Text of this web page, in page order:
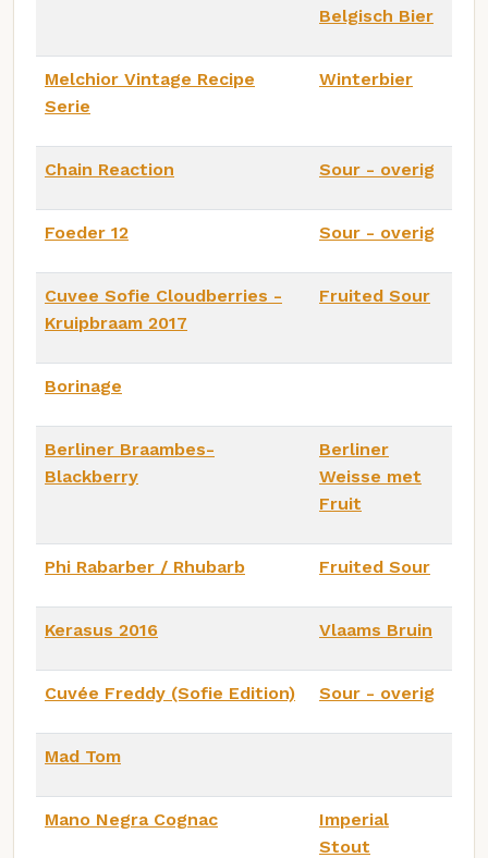
Belgisch Bier
Melchior Vintage Recipe
Serie
Winterbier
Chain Reaction Sour - overig
Foeder 12 Sour - overig
Cuvee Sofie Cloudberries -
Kruipbraam 2017
Fruited Sour
Borinage
Berliner Braambes-
Blackberry
Berliner
Weisse met
Fruit
Phi Rabarber / Rhubarb Fruited Sour
Kerasus 2016 Vlaams Bruin
Cuvée Freddy (Sofie Edition) Sour - overig
Mad Tom
Mano Negra Cognac
Imperial
Stout